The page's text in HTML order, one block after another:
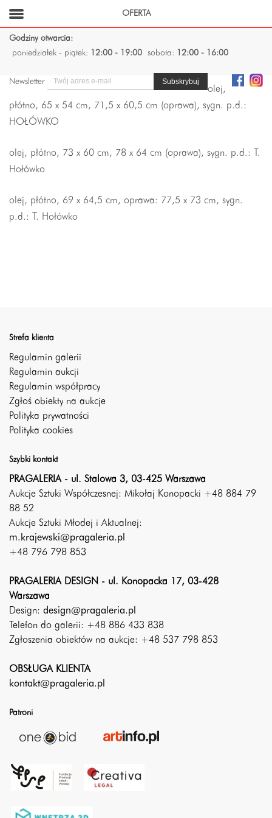
Godziny otwarcia:
poniedziałek - piątek:
12:00 - 19:00 sobota: 12:00 - 16:00
Newsletter
olej,
płótno, 65 x 54 cm, 71,5 x 60,5 cm (oprawa), sygn. p.d.:
HOŁÓWKO
olej, płótno, 73 x 60 cm, 78 x 64 cm (oprawa), sygn. p.d.: T.
Hołówko
olej, płótno, 69 x 64,5 cm, oprawa: 77,5 x 73 cm, sygn.
p.d.: T. Hołówko
Strefa klienta
Regulamin galerii
Regulamin aukcji
Regulamin współpracy
Zgłoś obiekty na aukcje
Polityka prywatności
Polityka cookies
Szybki kontakt
PRAGALERIA - ul. Stalowa 3, 03-425 Warszawa
Aukcje Sztuki Współczesnej: Mikołaj Konopacki +48 884 79
88 52
Aukcje Sztuki Młodej i Aktualnej:
m.krajewski@pragaleria.pl
+48 796 798 853
PRAGALERIA DESIGN - ul. Konopacka 17, 03-428
Warszawa
Design: design@pragaleria.pl
Telefon do galerii: +48 886 433 838
Zgłoszenia obiektów na aukcje: +48 537 798 853
OBSŁUGA KLIENTA
kontakt@pragaleria.pl
Patroni
OFERTA